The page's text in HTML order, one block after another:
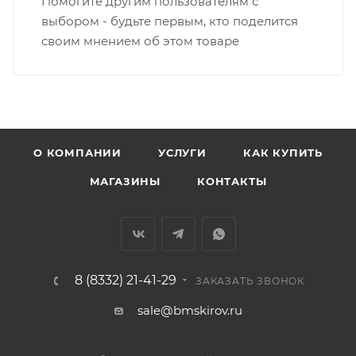
индивидуальном порядке.
В случае непредвиденных обстоятельств,
отсутствии подъездных путей поставщик вправе
Доставка заказов по России не осуществляется.
выбором - будьте первым, кто поделится
своим мнением об этом товаре
О КОМПАНИИ УСЛУГИ КАК КУПИТЬ
МАГАЗИНЫ КОНТАКТЫ
8 (8332) 21-41-29 ЗАКАЗАТЬ ЗВОНОК
sale@bmskirov.ru